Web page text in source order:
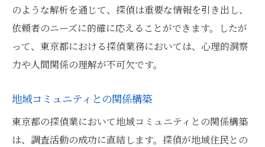
のような解析を通じて、探偵は重要な情報を引き出し、
依頼者のニーズに的確に応えることができます。したが
って、東京都における探偵業務においては、心理的洞察
力や人間関係の理解が不可欠です。
地域コミュニティとの関係構築
東京都の探偵業において地域コミュニティとの関係構築
は、調査活動の成功に直結します。探偵が地域住民との